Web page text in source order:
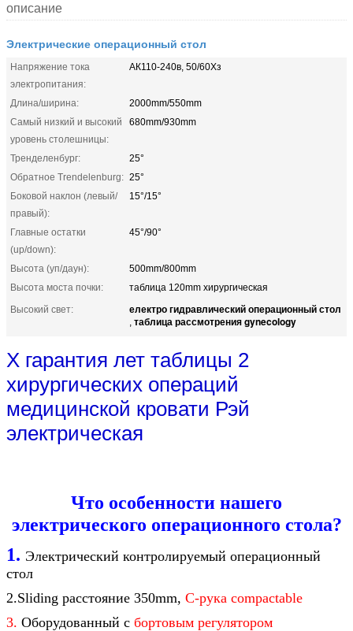
описание
Электрические операционный стол
Напряжение тока
электропитания:
АК110-240в, 50/60Хз
Длина/ширина:
2000mm/550mm
Самый низкий и высокий
уровень столешницы:
680mm/930mm
Тренделенбург:
25°
Обратное Trendelenburg: 25°
Боковой наклон (левый/
правый):
15°/15°
Главные остатки
(up/down):
45°/90°
Высота (уп/даун):
500mm/800mm
Высота моста почки:
таблица 120mm хирургическая
Высокий свет:
електро гидравлический операционный стол
, таблица рассмотрения gynecology
X гарантия лет таблицы 2
хирургических операций
медицинской кровати Рэй
электрическая
Что особенности нашего
электрического операционного стола?
1. Электрический контролируемый операционный
стол
2.Sliding расстояние 350mm, C-рука compactable
3. Оборудованный с бортовым регулятором